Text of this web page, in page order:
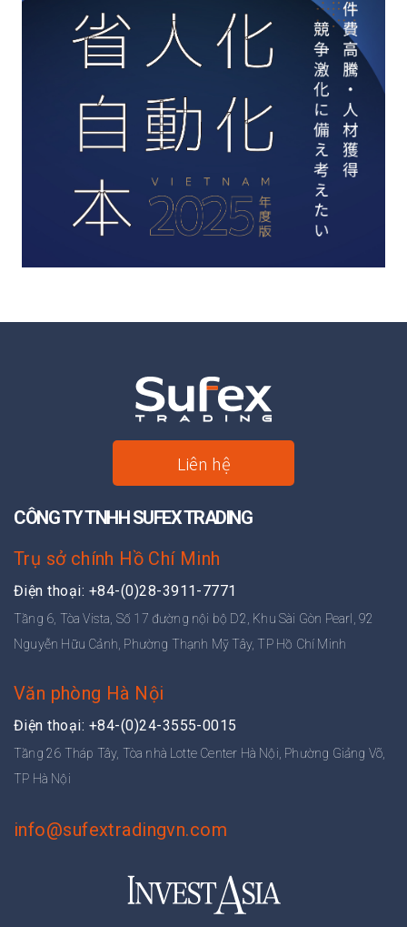
Liên hệ
CÔNG TY TNHH SUFEX TRADING
Trụ sở chính Hồ Chí Minh
Điện thoại: +84-(0)28-3911-7771
Tầng 6, Tòa Vista, Số 17 đường nội bộ D2, Khu Sài Gòn Pearl, 92
Nguyễn Hữu Cảnh, Phường Thạnh Mỹ Tây, TP Hồ Chí Minh
Văn phòng Hà Nội
Điện thoại: +84-(0)24-3555-0015
Tầng 26 Tháp Tây, Tòa nhà Lotte Center Hà Nội, Phường Giảng Võ,
TP Hà Nội
info@sufextradingvn.com